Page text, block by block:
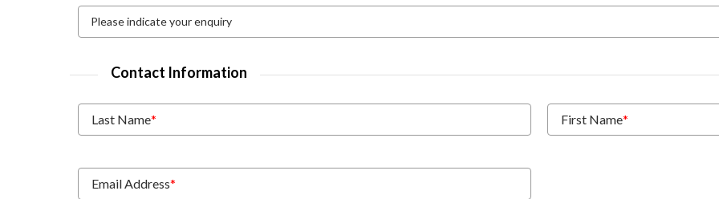
Contact Information
Last Name* First Name*
Email Address*